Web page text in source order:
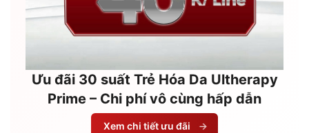
Ưu đãi 30 suất Trẻ Hóa Da Ultherapy
Prime – Chi phí vô cùng hấp dẫn
Xem chi tiết ưu đãi →